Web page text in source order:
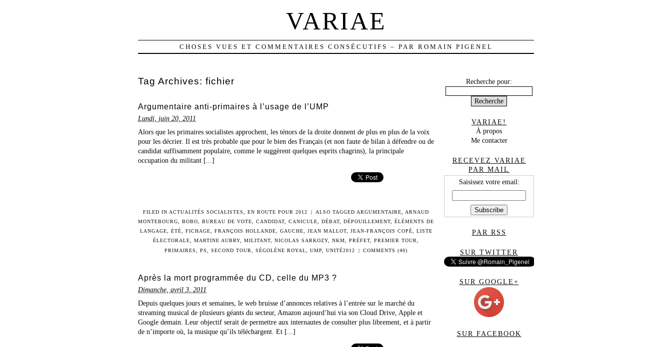
VARIAE
CHOSES VUES ET COMMENTAIRES CONSÉCUTIFS – PAR ROMAIN PIGENEL
Tag Archives: fichier
Argumentaire anti-primaires à l’usage de l’UMP
Lundi, juin 20, 2011
Alors que les primaires socialistes approchent, les ténors de la droite donnent de plus en plus de la voix
pour les décrier. Il est très probable que pour le bien des Français (et non faute de bilan à défendre ou de
candidat suffisamment populaire, comme le suggèrent quelques esprits chagrins), la principale
occupation du militant [...]
FILED IN ACTUALITÉS SOCIALISTES ,EN ROUTE POUR 2012 | ALSO TAGGED ARGUMENTAIRE
ARNAUD
MONTEBOURG
BOBO BUREAU DE VOTE CANDIDAT CANICULE DÉBAT DÉPOUILLEMENT
ÉLÉMENTS DE
LANGAGE
ÉTÉ FICHAGE FRANÇOIS HOLLANDE GAUCHE JEAN MALLOT, JEAN-FRANÇOIS COPÉ
LISTE
ÉLECTORALE
MARTINE AUBRY MILITANT NICOLAS SARKOZY NKM PRÉFET PREMIER TOUR
PRIMAIRES
,PS ,SECOND TOUR ,SÉGOLÈNE ROYAL ,UMP ,UNITÉ2012 | COMMENTS (40)
Après la mort programmée du CD, celle du MP3 ?
Dimanche, avril 3, 2011
Depuis quelques jours et semaines, le web bruisse d’annonces relatives à l’entrée sur le marché du
streaming musical de plusieurs géants du secteur, Amazon aujourd’hui via son Cloud Drive, Apple et
Google demain. Leur objectif serait de permettre aux internautes de consulter plus librement, et à partir
de n’importe où, la musique qu’ils téléchargent. Et [...]
Recherche pour:
VARIAE!
À propos
Me contacter
RECEVEZ VARIAE
PAR MAIL
Saisissez votre email:
PAR RSS
SUR TWITTER
SUR GOOGLE+
SUR FACEBOOK